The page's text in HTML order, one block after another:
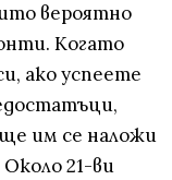
вероятно
Когато
ако успеете
им се наложи
21-ви